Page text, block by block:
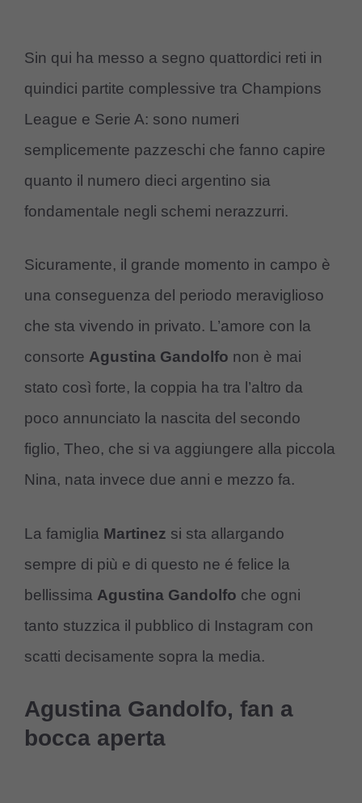
Sin qui ha messo a segno quattordici reti in
quindici partite complessive tra Champions
League e Serie A: sono numeri
semplicemente pazzeschi che fanno capire
quanto il numero dieci argentino sia
fondamentale negli schemi nerazzurri.
Sicuramente, il grande momento in campo è
una conseguenza del periodo meraviglioso
che sta vivendo in privato. L’amore con la
consorte Agustina Gandolfo non è mai
stato così forte, la coppia ha tra l’altro da
poco annunciato la nascita del secondo
figlio, Theo, che si va aggiungere alla piccola
Nina, nata invece due anni e mezzo fa.
La famiglia Martinez si sta allargando
sempre di più e di questo ne é felice la
bellissima Agustina Gandolfo che ogni
tanto stuzzica il pubblico di Instagram con
scatti decisamente sopra la media.
Agustina Gandolfo, fan a
bocca aperta